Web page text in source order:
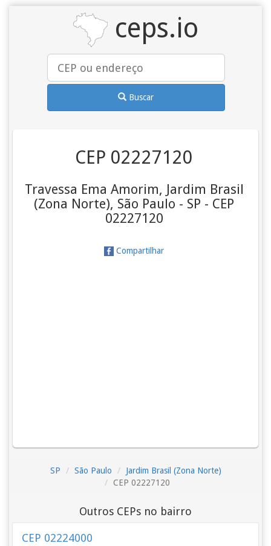
ceps.io
Buscar
CEP 02227120
Travessa Ema Amorim, Jardim Brasil
(Zona Norte), São Paulo - SP - CEP
02227120
Compartilhar
SP São Paulo
Jardim Brasil (Zona Norte)
CEP 02227120
Outros CEPs no bairro
CEP 02224000